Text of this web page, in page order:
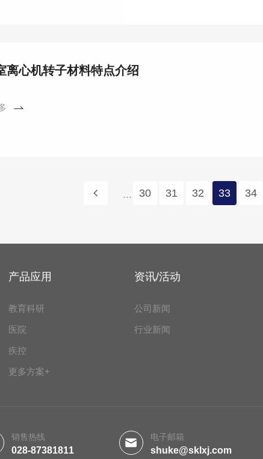
离心机转子材料特点介绍
... 30 31 32 33 34
产品应用
教育科研
医院
疾控
更多方案+
资讯/活动
公司新闻
行业新闻
销售热线
028-87381811
电子邮箱
shuke@sklxj.com